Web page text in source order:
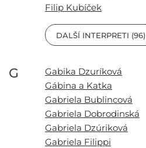
Filip Kubíček
DALŠÍ INTERPRETI (96)
G
Gabika Dzuríková
Gábina a Katka
Gabriela Bublincová
Gabriela Dobrodinská
Gabriela Dzúriková
Gabriela Filippi